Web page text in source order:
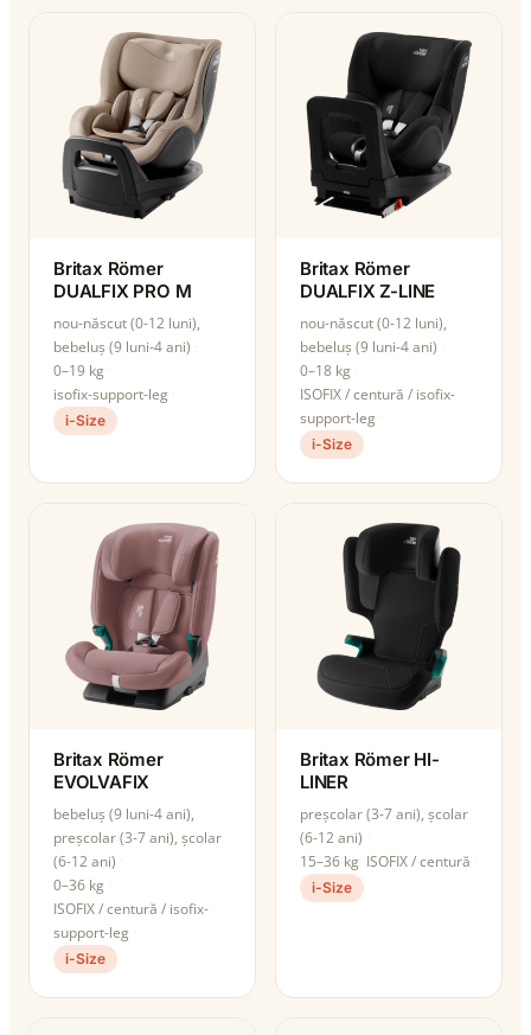
Britax Römer
DUALFIX PRO M
nou-născut (0-12 luni),
bebeluș (9 luni-4 ani)
0–19 kg
isofix-support-leg
i-Size
Britax Römer
DUALFIX Z-LINE
nou-născut (0-12 luni),
bebeluș (9 luni-4 ani)
0–18 kg
ISOFIX / centură / isofix-
support-leg
i-Size
Britax Römer
EVOLVAFIX
bebeluș (9 luni-4 ani),
preșcolar (3-7 ani), școlar
(6-12 ani)
0–36 kg
ISOFIX / centură / isofix-
support-leg
i-Size
Britax Römer HI-
LINER
preșcolar (3-7 ani), școlar
(6-12 ani)
15–36 kg ISOFIX / centură
i-Size